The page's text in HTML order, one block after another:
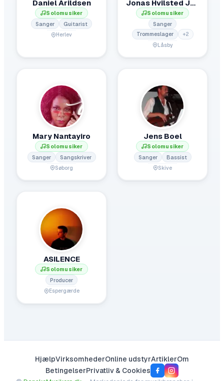
Daniel Arildsen
Solomusiker
Sanger
Guitarist
Herlev
Jonas Hvilsted Johansen
Solomusiker
Sanger
Trommeslager
+2
Låsby
Mary Nantayiro
Solomusiker
Sanger
Sangskriver
Søborg
Jens Boel
Solomusiker
Sanger
Bassist
Skive
ASILENCE
Solomusiker
Producer
Espergærde
HjælpVirksomhederOnline udstyrArtiklerOm
BetingelserPrivatliv & Cookies